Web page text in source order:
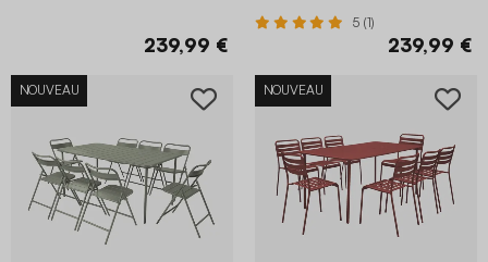
239,99 €
5 (1)
239,99 €
NOUVEAU NOUVEAU